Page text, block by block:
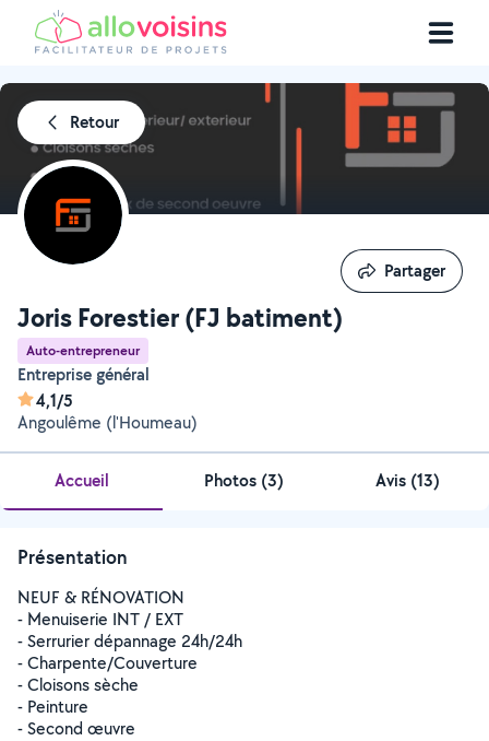
Retour
Joris Forestier (FJ batiment)
Auto-entrepreneur
Entreprise général
4,1/5
Angoulême (l'Houmeau)
Partager
Partager
Accueil Photos (3) Avis (13)
Présentation
NEUF & RÉNOVATION
- Menuiserie INT / EXT
- Serrurier dépannage 24h/24h
- Charpente/Couverture
- Cloisons sèche
- Peinture
- Second œuvre